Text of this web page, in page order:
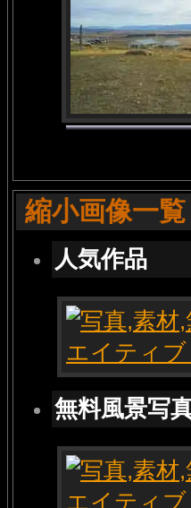
縮小画像一覧
人気作品
無料風景写